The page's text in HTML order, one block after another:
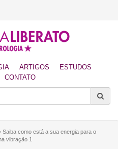
ARTIGOS
ESTUDOS
CONTATO
Saiba como está a sua energia para o
vibração 1